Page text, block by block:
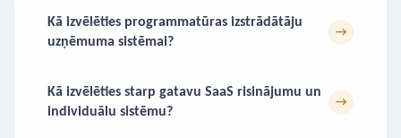
Kā izvēlēties programmatūras izstrādātāju
uzņēmuma sistēmai?
→
Kā izvēlēties starp gatavu SaaS risinājumu un
individuālu sistēmu?
→